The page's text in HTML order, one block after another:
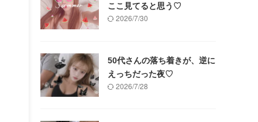
ここ見てると思う♡
2026/7/30
50代さんの落ち着きが、逆に
えっちだった夜♡
2026/7/28